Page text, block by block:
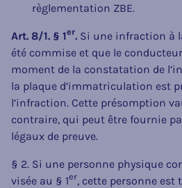
règlementation ZBE.
Art. 8/1. § 1er. Si une infraction à
été commise et que le
moment de la constatation de
la plaque d’immatriculation est
l’infraction. Cette présomption
contraire, qui peut être fournie
légaux de preuve.
§ 2. Si une personne physique
visée au § 1er, cette personne